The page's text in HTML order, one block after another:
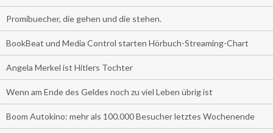
Promibuecher, die gehen und die stehen.
BookBeat und Media Control starten Hörbuch-Streaming-Chart
Angela Merkel ist Hitlers Tochter
Wenn am Ende des Geldes noch zu viel Leben übrig ist
Boom Autokino: mehr als 100.000 Besucher letztes Wochenende